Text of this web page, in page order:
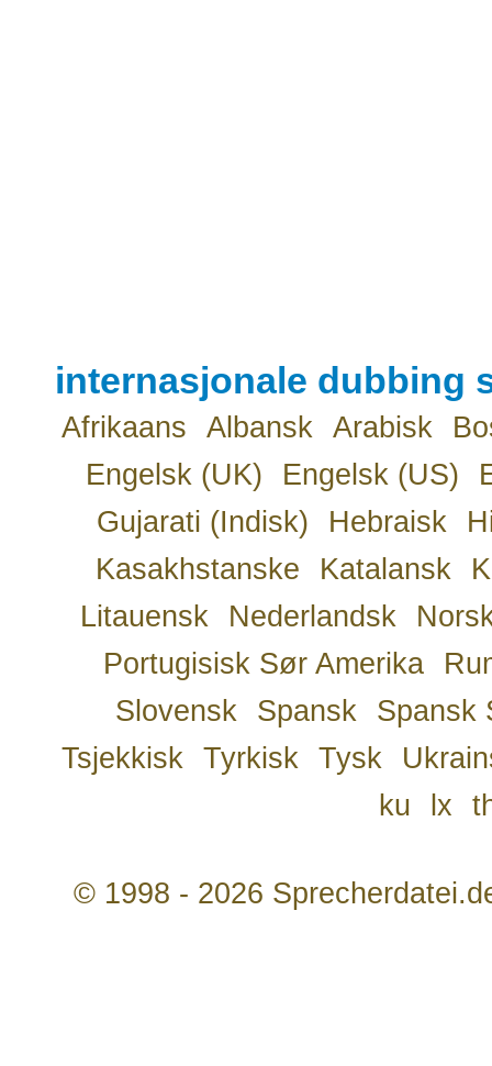
internasjonale dubbing
Afrikaans Albansk Arabisk
Engelsk (UK)
Engelsk (US)
Gujarati (Indisk)
Hebraisk
Kasakhstanske
Katalansk
Litauensk
Nederlandsk
Portugisisk Sør Amerika
Slovensk
Spansk
Spansk
Tsjekkisk
Tyrkisk Tysk
ku
lx
© 1998 - 2026